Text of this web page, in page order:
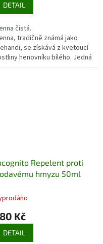
DETAIL
čistá.
tradičně známá jako
se získává z kvetoucí
henovníku bílého. Jedná
o přírodní barvivo určené k
Repelent proti
hmyzu 50ml
Kč
DETAIL